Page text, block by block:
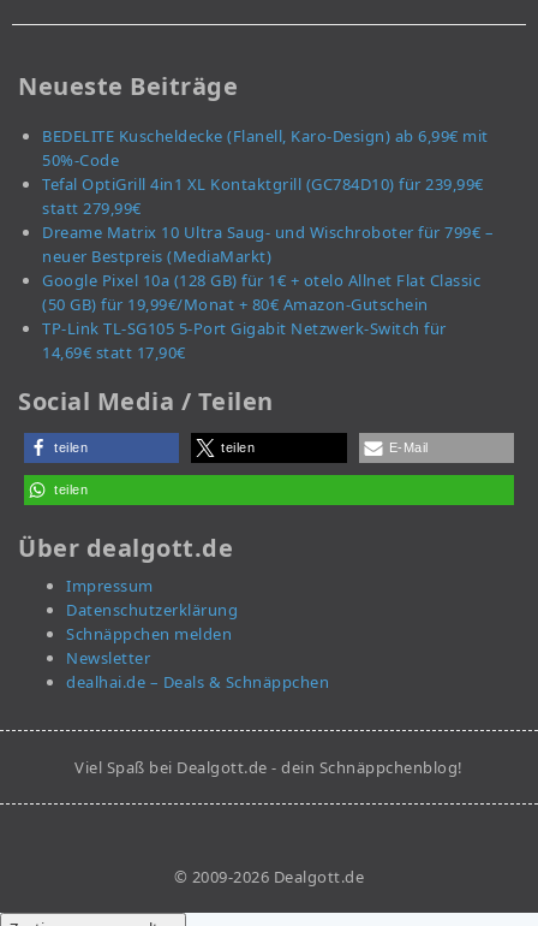
Neueste Beiträge
BEDELITE Kuscheldecke (Flanell, Karo-Design) ab 6,99€ mit
50%-Code
Tefal OptiGrill 4in1 XL Kontaktgrill (GC784D10) für 239,99€
statt 279,99€
Dreame Matrix 10 Ultra Saug- und Wischroboter für 799€ –
neuer Bestpreis (MediaMarkt)
Google Pixel 10a (128 GB) für 1€ + otelo Allnet Flat Classic
(50 GB) für 19,99€/Monat + 80€ Amazon-Gutschein
TP-Link TL-SG105 5-Port Gigabit Netzwerk-Switch für
14,69€ statt 17,90€
Social Media / Teilen
teilen teilen E-Mail
teilen
Über dealgott.de
Impressum
Datenschutzerklärung
Schnäppchen melden
Newsletter
dealhai.de – Deals & Schnäppchen
Viel Spaß bei Dealgott.de - dein Schnäppchenblog!
© 2009-2026 Dealgott.de